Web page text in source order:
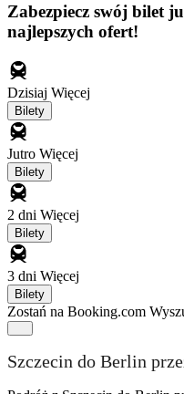
Zabezpiecz swój bilet
najlepszych ofert!
Dzisiaj Więcej
Bilety
Jutro Więcej
Bilety
2 dni Więcej
Bilety
3 dni Więcej
Bilety
Zostań na Booking.com
Szczecin do Berlin